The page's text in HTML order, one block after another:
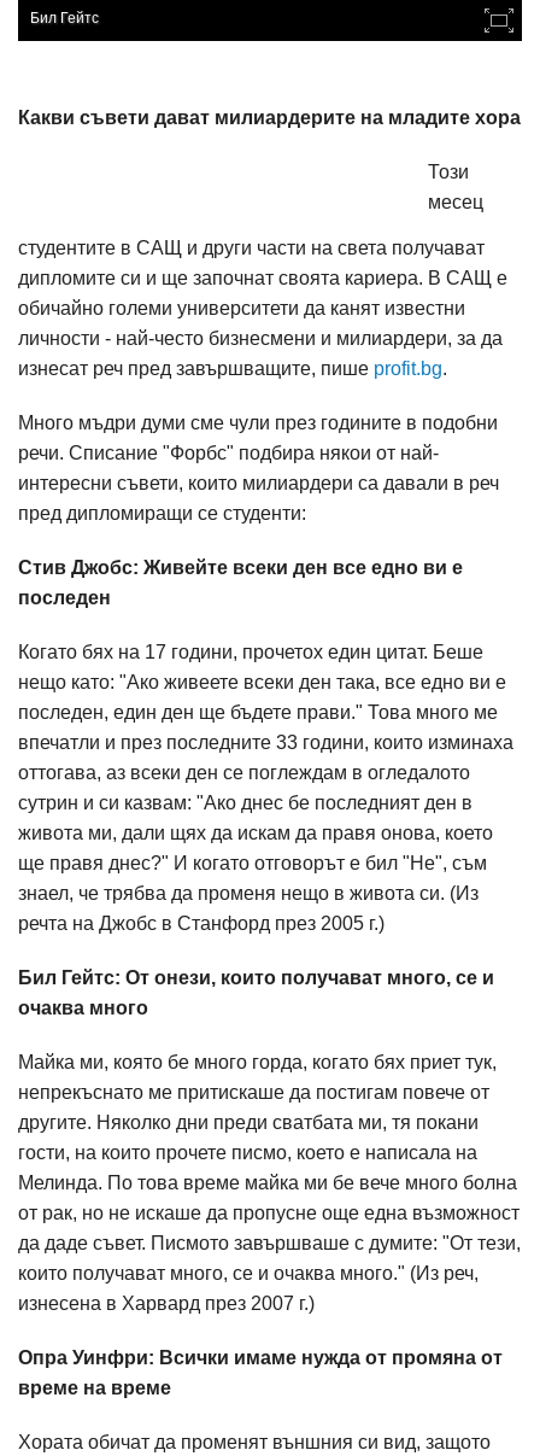
Бил Гейтс
Какви съвети дават милиардерите на младите хора
Този
месец
студентите в САЩ и други части на света получават
дипломите си и ще започнат своята кариера. В САЩ е
обичайно големи университети да канят известни
личности - най-често бизнесмени и милиардери, за да
изнесат реч пред завършващите, пише profit.bg.
Много мъдри думи сме чули през годините в подобни
речи. Списание "Форбс" подбира някои от най-
интересни съвети, които милиардери са давали в реч
пред дипломиращи се студенти:
Стив Джобс: Живейте всеки ден все едно ви е
последен
Когато бях на 17 години, прочетох един цитат. Беше
нещо като: "Ако живеете всеки ден така, все едно ви е
последен, един ден ще бъдете прави." Това много ме
впечатли и през последните 33 години, които изминаха
оттогава, аз всеки ден се поглеждам в огледалото
сутрин и си казвам: "Ако днес бе последният ден в
живота ми, дали щях да искам да правя онова, което
ще правя днес?" И когато отговорът е бил "Не", съм
знаел, че трябва да променя нещо в живота си. (Из
речта на Джобс в Станфорд през 2005 г.)
Бил Гейтс: От онези, които получават много, се и
очаква много
Майка ми, която бе много горда, когато бях приет тук,
непрекъснато ме притискаше да постигам повече от
другите. Няколко дни преди сватбата ми, тя покани
гости, на които прочете писмо, което е написала на
Мелинда. По това време майка ми бе вече много болна
от рак, но не искаше да пропусне още една възможност
да даде съвет. Писмото завършваше с думите: "От тези,
които получават много, се и очаква много." (Из реч,
изнесена в Харвард през 2007 г.)
Опра Уинфри: Всички имаме нужда от промяна от
време на време
Хората обичат да променят външния си вид, защото